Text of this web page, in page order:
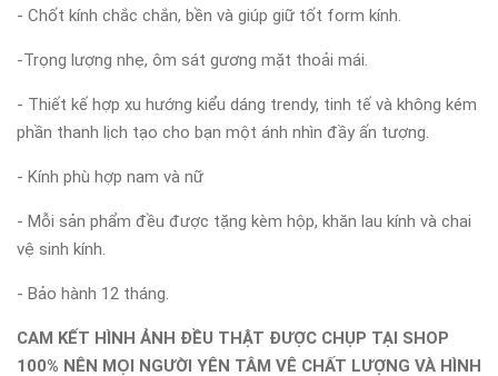
- Chốt kính chắc chắn, bền và giúp giữ tốt form kính.
-Trọng lượng nhẹ, ôm sát gương mặt thoải mái.
- Thiết kế hợp xu hướng kiểu dáng trendy, tinh tế và không kém
phần thanh lịch tạo cho bạn một ánh nhìn đầy ấn tượng.
- Kính phù hợp nam và nữ
- Mỗi sản phẩm đều được tặng kèm hộp, khăn lau kính và chai
vệ sinh kính.
- Bảo hành 12 tháng.
CAM KẾT HÌNH ẢNH ĐỀU THẬT ĐƯỢC CHỤP TẠI SHOP
100% NÊN MỌI NGƯỜI YÊN TÂM VÊ CHẤT LƯỢNG VÀ HÌNH